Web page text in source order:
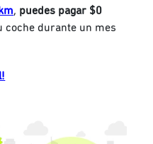
, puedes pagar $0
coche durante un mes